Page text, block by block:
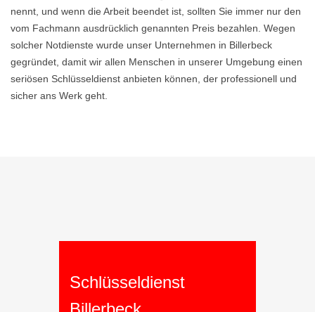
nennt, und wenn die Arbeit beendet ist, sollten Sie immer nur den
vom Fachmann ausdrücklich genannten Preis bezahlen. Wegen
solcher Notdienste wurde unser Unternehmen in Billerbeck
gegründet, damit wir allen Menschen in unserer Umgebung einen
seriösen Schlüsseldienst anbieten können, der professionell und
sicher ans Werk geht.
Schlüsseldienst